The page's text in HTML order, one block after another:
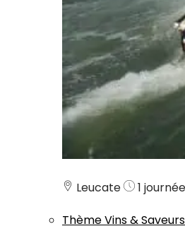
Leucate
1 journée
ThèmeVins & Saveurs